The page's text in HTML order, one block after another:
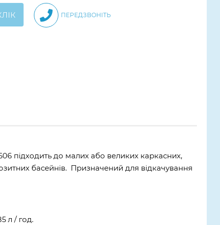
ПЕРЕДЗВОНІТЬ
підходить до малих або великих каркасних,
басейнів. Призначений для відкачування
л / год.